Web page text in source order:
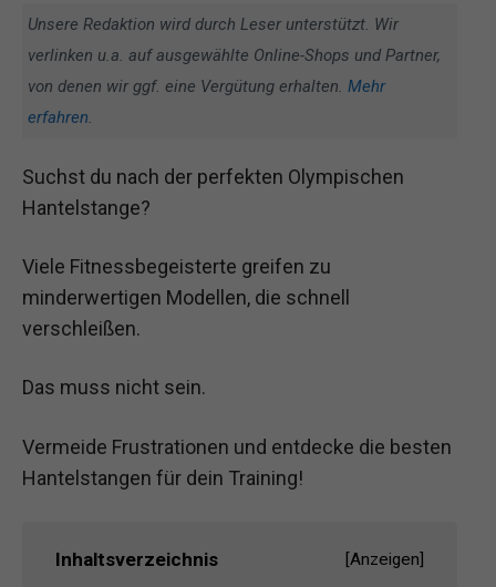
Unsere Redaktion wird durch Leser unterstützt. Wir
verlinken u.a. auf ausgewählte Online-Shops und Partner,
von denen wir ggf. eine Vergütung erhalten. Mehr
erfahren.
Suchst du nach der perfekten Olympischen
Hantelstange?
Viele Fitnessbegeisterte greifen zu
minderwertigen Modellen, die schnell
verschleißen.
Das muss nicht sein.
Vermeide Frustrationen und entdecke die besten
Hantelstangen für dein Training!
Inhaltsverzeichnis [Anzeigen]